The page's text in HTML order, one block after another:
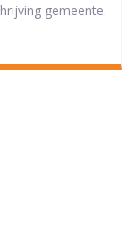
gemeente.